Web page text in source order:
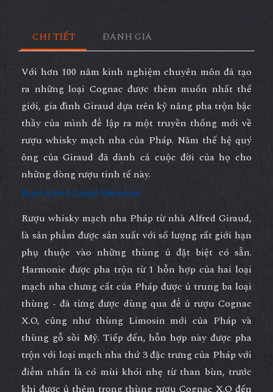
CHI TIẾT ĐÁNH GIÁ
Với hơn 100 năm kinh nghiệm chuyên môn đã tạo
ra những loại Cognac được thèm muốn nhất thế
giới, gia đình Giraud dựa trên kỹ năng pha trộn bậc
thầy của mình để lập ra một truyền thống mới về
rượu whisky mạch nha của Pháp. Năm thế hệ quý
ông của Giraud đã dành cả cuộc đời của họ cho
những dòng rượu tinh tế này.
Rượu Alfred Giraud Harmonie
Rượu whisky mạch nha Pháp từ nhà Alfred Giraud,
là sản phẩm được sản xuất với số lượng rất giới hạn
phụ thuộc vào những thùng ủ đặt biệt có sẵn.
Harmonie được pha trộn từ 1 hỗn hợp của hai loại
mạch nha chưng cất của Pháp được ủ trung ba loại
thùng - đã từng được dùng qua để ủ rượu Cognac
X.O, cũng như thùng Limosin mới của Pháp và
thùng gỗ sồi Mỹ. Tiếp đến, hỗn hợp này được pha
trộn với loại mạch nha thứ 3 đặc trưng của Pháp với
điểm nhấn là có mùi khói nhẹ từ than bùn, trước
khi được ủ thêm trong thùng rượu Cognac X.O đến